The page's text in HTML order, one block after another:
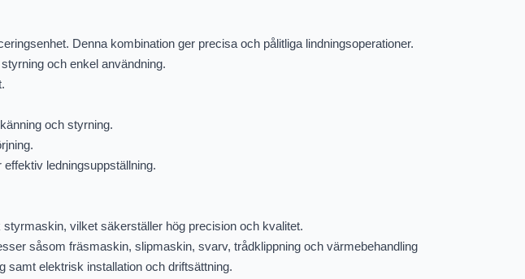
Denna kombination ger precisa och pålitliga lindningsoperationer.
och enkel användning.
och styrning.
ledningsuppställning.
vilket säkerställer hög precision och kvalitet.
såsom fräsmaskin, slipmaskin, svarv, trådklippning och värmebehandling
samt elektrisk installation och driftsättning.